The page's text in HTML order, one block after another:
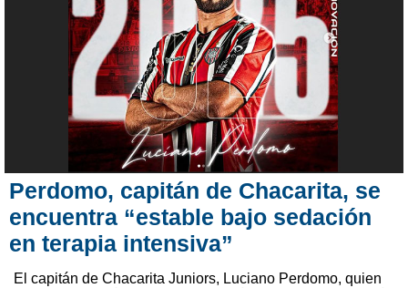
Perdomo, capitán de Chacarita, se
encuentra “estable bajo sedación
en terapia intensiva”
El capitán de Chacarita Juniors, Luciano Perdomo, quien